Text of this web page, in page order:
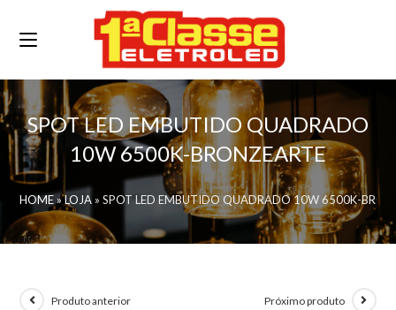
SPOT LED EMBUTIDO QUADRADO
10W 6500K-BRONZEARTE
HOME »LOJA »SPOT LED EMBUTIDO QUADRADO 10W 6500K-
Produto anterior Próximo produto